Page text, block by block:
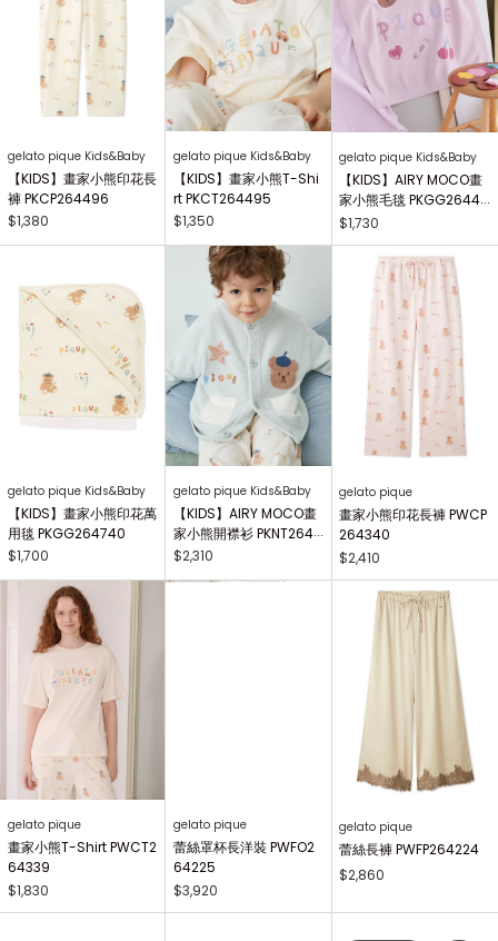
gelato pique Kids&Baby
【KIDS】畫家小熊印花長
褲 PKCP264496
$1,380
gelato pique Kids&Baby
【KIDS】畫家小熊T-Shi
rt PKCT264495
$1,350
gelato pique Kids&Baby
【KIDS】AIRY MOCO畫
家小熊毛毯 PKGG26441
7
$1,730
gelato pique Kids&Baby
【KIDS】畫家小熊印花萬
用毯 PKGG264740
$1,700
gelato pique Kids&Baby
【KIDS】AIRY MOCO畫
家小熊開襟衫 PKNT2644
63
$2,310
gelato pique
畫家小熊印花長褲 PWCP
264340
$2,410
gelato pique
畫家小熊T-Shirt PWCT2
64339
$1,830
gelato pique
蕾絲罩杯長洋裝 PWFO2
64225
$3,920
gelato pique
蕾絲長褲 PWFP264224
$2,860